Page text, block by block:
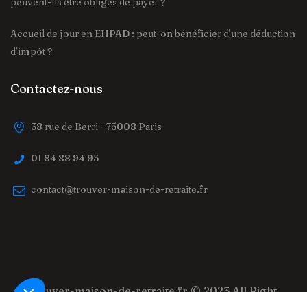
Accueil de jour en EHPAD : peut-on bénéficier d’une déduction
d’impôt ?
Contactez-nous
38 rue de Berri - 75008 Paris
01 84 88 94 93
contact@trouver-maison-de-retraite.fr